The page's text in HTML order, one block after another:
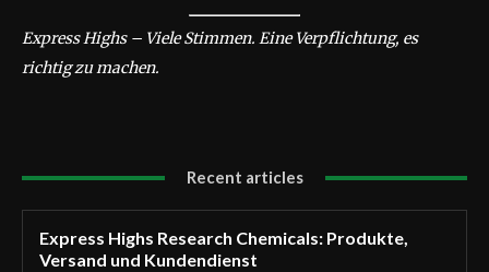
Express Highs – Viele Stimmen. Eine Verpflichtung, es
richtig zu machen.
Recent articles
Express Highs Research Chemicals: Produkte,
Versand und Kundendienst